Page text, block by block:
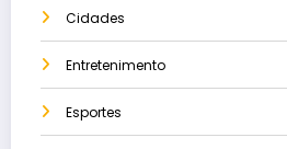
Cidades
Entretenimento
Esportes